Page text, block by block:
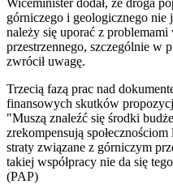
górniczego i geologicznego nie
należy się uporać z
przestrzennego, szczególnie w
zwrócił uwagę.
Trzecią fazą prac nad
finansowych skutków
"Muszą znaleźć się środki
zrekompensują
straty związane z górniczym
takiej współpracy nie da się
(PAP)